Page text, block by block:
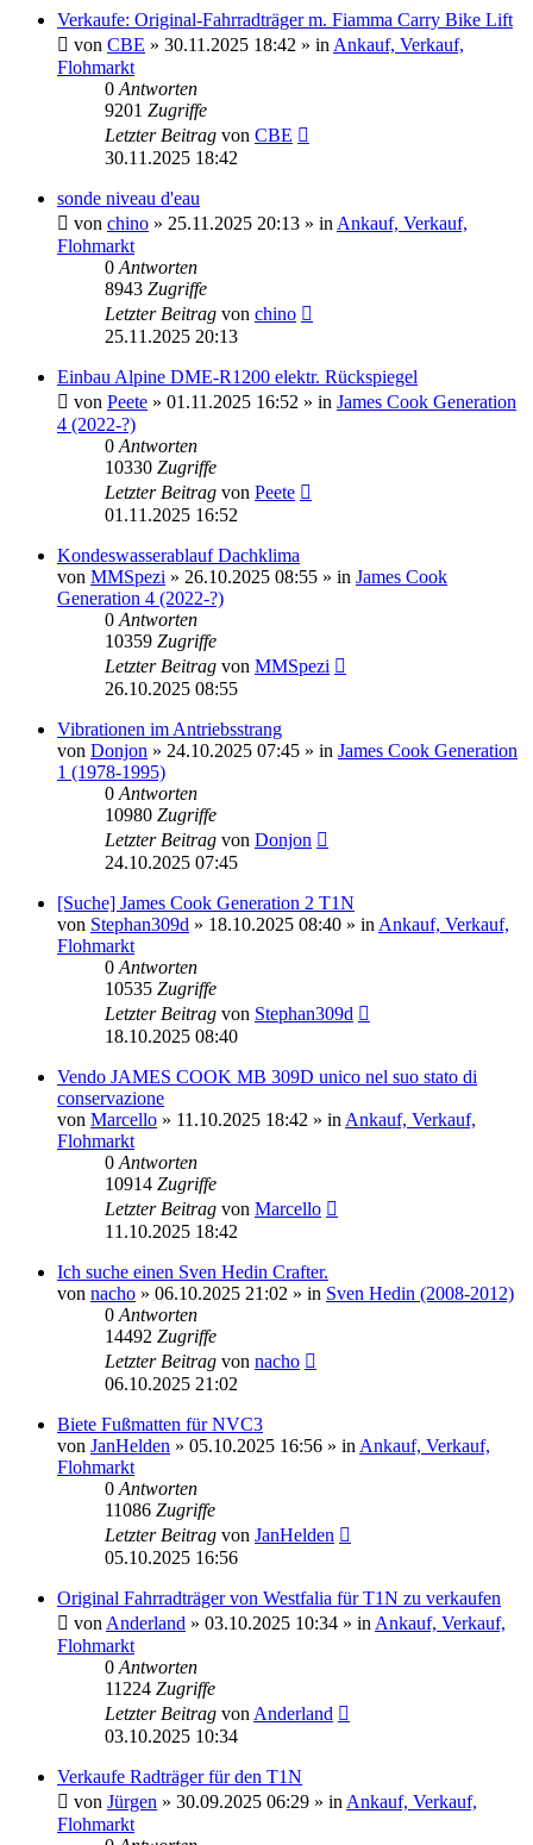
Verkaufe: Original-Fahrradträger m. Fiamma Carry Bike Lift
von CBE » 30.11.2025 18:42 » in Ankauf, Verkauf,
Flohmarkt
0 Antworten
9201 Zugriffe
Letzter Beitrag von CBE
30.11.2025 18:42
sonde niveau d'eau
von chino » 25.11.2025 20:13 » in Ankauf, Verkauf,
Flohmarkt
0 Antworten
8943 Zugriffe
Letzter Beitrag von chino
25.11.2025 20:13
Einbau Alpine DME-R1200 elektr. Rückspiegel
von Peete » 01.11.2025 16:52 » in James Cook Generation
4 (2022-?)
0 Antworten
10330 Zugriffe
Letzter Beitrag von Peete
01.11.2025 16:52
Kondeswasserablauf Dachklima
von MMSpezi » 26.10.2025 08:55 » in James Cook
Generation 4 (2022-?)
0 Antworten
10359 Zugriffe
Letzter Beitrag von MMSpezi
26.10.2025 08:55
Vibrationen im Antriebsstrang
von Donjon » 24.10.2025 07:45 » in James Cook Generation
1 (1978-1995)
0 Antworten
10980 Zugriffe
Letzter Beitrag von Donjon
24.10.2025 07:45
[Suche] James Cook Generation 2 T1N
von Stephan309d » 18.10.2025 08:40 » in Ankauf, Verkauf,
Flohmarkt
0 Antworten
10535 Zugriffe
Letzter Beitrag von Stephan309d
18.10.2025 08:40
Vendo JAMES COOK MB 309D unico nel suo stato di
conservazione
von Marcello » 11.10.2025 18:42 » in Ankauf, Verkauf,
Flohmarkt
0 Antworten
10914 Zugriffe
Letzter Beitrag von Marcello
11.10.2025 18:42
Ich suche einen Sven Hedin Crafter.
von nacho » 06.10.2025 21:02 » in Sven Hedin (2008-2012)
0 Antworten
14492 Zugriffe
Letzter Beitrag von nacho
06.10.2025 21:02
Biete Fußmatten für NVC3
von JanHelden » 05.10.2025 16:56 » in Ankauf, Verkauf,
Flohmarkt
0 Antworten
11086 Zugriffe
Letzter Beitrag von JanHelden
05.10.2025 16:56
Original Fahrradträger von Westfalia für T1N zu verkaufen
von Anderland » 03.10.2025 10:34 » in Ankauf, Verkauf,
Flohmarkt
0 Antworten
11224 Zugriffe
Letzter Beitrag von Anderland
03.10.2025 10:34
Verkaufe Radträger für den T1N
von Jürgen » 30.09.2025 06:29 » in Ankauf, Verkauf,
Flohmarkt